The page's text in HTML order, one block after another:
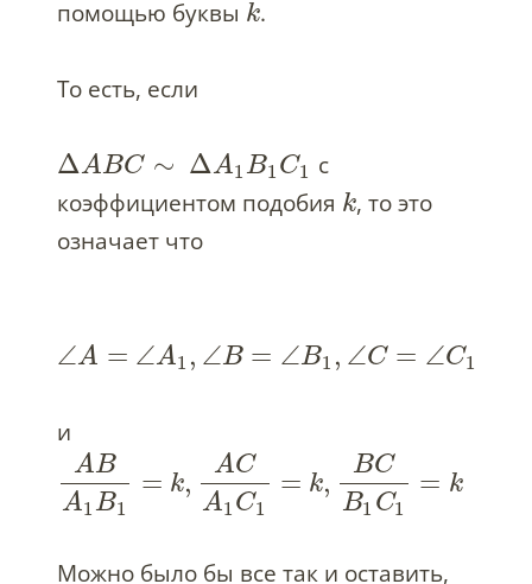
помощью буквы k.
То есть, если
ΔABC ∼ ΔA1 B1 C1 с
коэффициентом подобия k, то это
означает что
∠A = ∠A1 , ∠B = ∠B1 , ∠C = ∠C1
и
AB
A1 B1
= k,
AC
A1 C1
= k,
BC
B1 C1
= k
Можно было бы все так и оставить,